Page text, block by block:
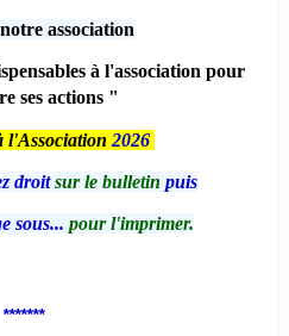
association
à l'association pour
ses actions "
l'Association 2026
droitsur le bulletin puis
sous... pour l'imprimer.
*******